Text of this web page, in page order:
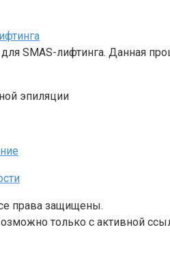
SMAS-лифтинга. Данная
эпиляции
права защищены.
только с активной